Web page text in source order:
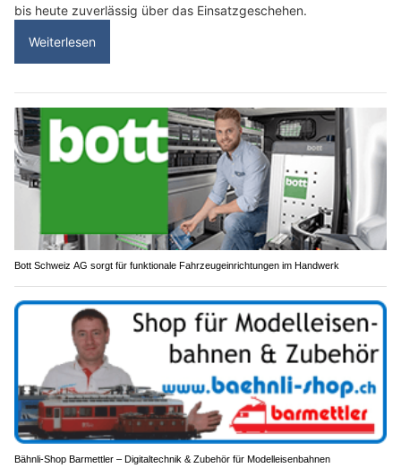
bis heute zuverlässig über das Einsatzgeschehen.
Weiterlesen
Bott Schweiz AG sorgt für funktionale Fahrzeugeinrichtungen im Handwerk
Bähnli-Shop Barmettler – Digitaltechnik & Zubehör für Modelleisenbahnen